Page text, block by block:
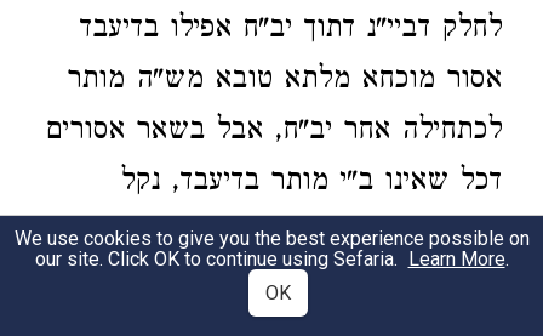
לחלק דביי"נ דתוך יב"ח אפילו בדיעבד
אסור מוכחא מלתא טובא מש"ה מותר
לכתחילה אחר יב"ח, אבל בשאר אסורים
דכל שאינו ב"י מותר בדיעבד, נקל
לטעות אם נתיר אחר יב"ח לכתחילה
דיתירו גם תוך יב"ח לכתחילה, והוליד
We use cookies to give you the best experience possible on
our site. Click OK to continue using Sefaria. Learn More.
OK